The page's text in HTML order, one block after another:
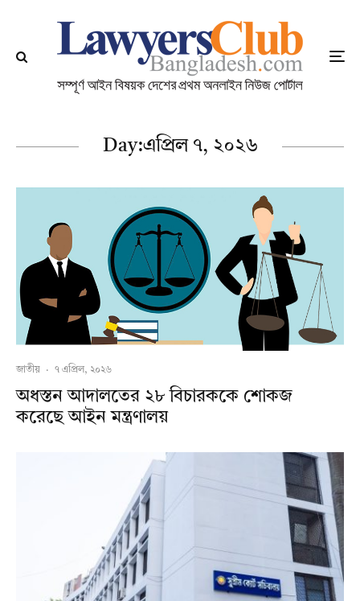
Day:এপ্রিল ৭, ২০২৬
জাতীয় · ৭ এপ্রিল, ২০২৬
অধস্তন আদালতের ২৮ বিচারককে শোকজ
করেছে আইন মন্ত্রণালয়